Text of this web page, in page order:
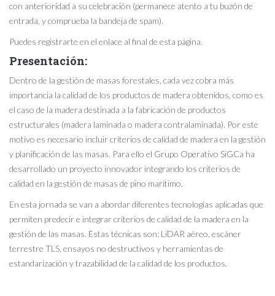
con anterioridad a su celebración (permanece atento a tu buzón de
entrada, y comprueba la bandeja de spam).
Puedes registrarte en el enlace al final de esta página.
Presentación:
Dentro de la gestión de masas forestales, cada vez cobra más
importancia la calidad de los productos de madera obtenidos, como es
el caso de la madera destinada a la fabricación de productos
estructurales (madera laminada o madera contralaminada). Por este
motivo es necesario incluir criterios de calidad de madera en la gestión
y planificación de las masas. Para ello el Grupo Operativo SiGCa ha
desarrollado un proyecto innovador integrando los criterios de
calidad en la gestión de masas de pino marítimo.
En esta jornada se van a abordar diferentes tecnologías aplicadas que
permiten predecir e integrar criterios de calidad de la madera en la
gestión de las masas. Estas técnicas son: LiDAR aéreo, escáner
terrestre TLS, ensayos no destructivos y herramientas de
estandarización y trazabilidad de la calidad de los productos.